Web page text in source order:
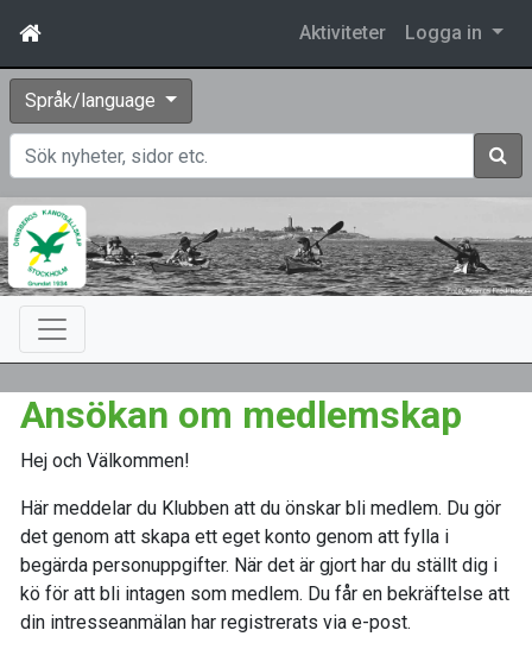
Aktiviteter Logga in
Språk/language
Sök
Ansökan om medlemskap
Hej och Välkommen!
Här meddelar du Klubben att du önskar bli medlem. Du gör
det genom att skapa ett eget konto genom att fylla i
begärda personuppgifter. När det är gjort har du ställt dig i
kö för att bli intagen som medlem. Du får en bekräftelse att
din intresseanmälan har registrerats via e-post.